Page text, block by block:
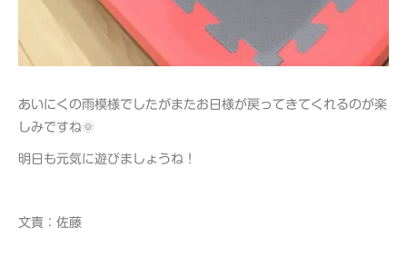
あいにくの雨模様でしたがまたお日様が戻ってきてくれるのが楽
しみですね🌞
明日も元気に遊びましょうね！
文責：佐藤